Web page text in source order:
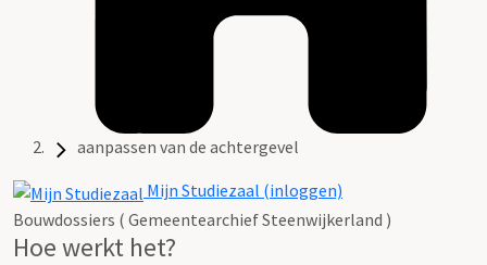
aanpassen van de achtergevel
Mijn Studiezaal (inloggen)
Bouwdossiers ( Gemeentearchief Steenwijkerland )
Hoe werkt het?